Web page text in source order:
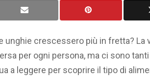
unghie crescessero più in fretta? La
per ogni persona, ma ci sono
a leggere per scoprire il tipo di